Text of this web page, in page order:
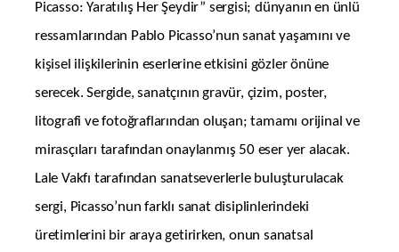
Picasso: Yaratılış Her Şeydir” sergisi; dünyanın en ünlü
ressamlarından Pablo Picasso’nun sanat yaşamını ve
kişisel ilişkilerinin eserlerine etkisini gözler önüne
serecek. Sergide, sanatçının gravür, çizim, poster,
litografi ve fotoğraflarından oluşan; tamamı orijinal ve
mirasçıları tarafından onaylanmış 50 eser yer alacak.
Lale Vakfı tarafından sanatseverlerle buluşturulacak
sergi, Picasso’nun farklı sanat disiplinlerindeki
üretimlerini bir araya getirirken, onun sanatsal